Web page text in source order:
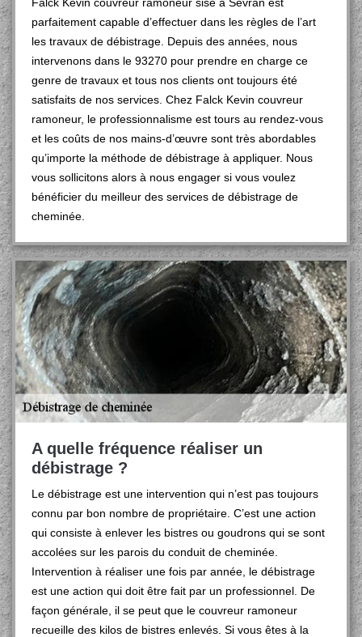
parfaitement capable d’effectuer dans les règles de l’art
les travaux de débistrage. Depuis des années, nous
intervenons dans le 93270 pour prendre en charge ce
genre de travaux et tous nos clients ont toujours été
satisfaits de nos services. Chez Falck Kevin couvreur
ramoneur, le professionnalisme est tours au rendez-vous
et les coûts de nos mains-d’œuvre sont très abordables
qu’importe la méthode de débistrage à appliquer. Nous
vous sollicitons alors à nous engager si vous voulez
bénéficier du meilleur des services de débistrage de
cheminée.
A quelle fréquence réaliser un
débistrage ?
Le débistrage est une intervention qui n’est pas toujours
connu par bon nombre de propriétaire. C’est une action
qui consiste à enlever les bistres ou goudrons qui se sont
accolées sur les parois du conduit de cheminée.
Intervention à réaliser une fois par année, le débistrage
est une action qui doit être fait par un professionnel. De
façon générale, il se peut que le couvreur ramoneur
recueille des kilos de bistres enlevés. Si vous êtes à la